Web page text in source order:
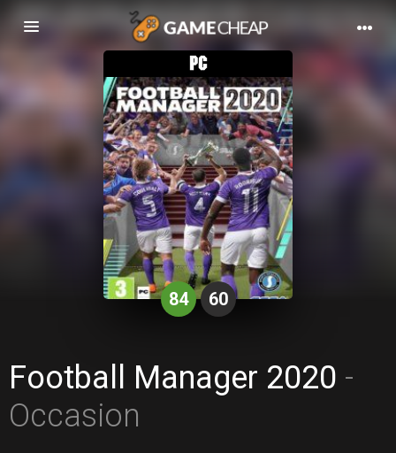
Basculer
la
navigation
84 60
Football Manager 2020 -
Occasion